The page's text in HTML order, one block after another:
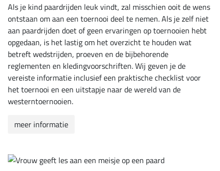
Als je kind paardrijden leuk vindt, zal misschien ooit de wens
ontstaan om aan een toernooi deel te nemen. Als je zelf niet
aan paardrijden doet of geen ervaringen op toernooien hebt
opgedaan, is het lastig om het overzicht te houden wat
betreft wedstrijden, proeven en de bijbehorende
reglementen en kledingvoorschriften. Wij geven je de
vereiste informatie inclusief een praktische checklist voor
het toernooi en een uitstapje naar de wereld van de
westerntoernooien.
meer informatie